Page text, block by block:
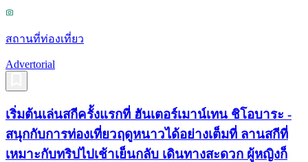
สถานที่ท่องเที่ยว
Advertorial
เริ่มต้นเล่นสกีครั้งแรกที่ ฮันเตอร์เมาน์เทน ชิโอบาระ -
สนุกกับการท่องเที่ยวฤดูหนาวได้อย่างเต็มที่ ลานสกีที่
เหมาะกับทริปไปเช้าเย็นกลับ เดินทางสะดวก ผู้หญิงก็